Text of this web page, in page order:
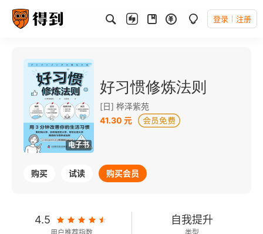
登录 注册
电子书
好习惯修炼法则
[日] 桦泽紫苑
41.30 元
购买 试读 购买会员
4.5 自我提升